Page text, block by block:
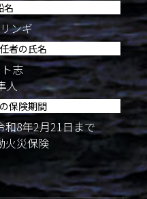
名
ンギ
者の氏名
志
人
保険期間
和8年2月21日まで
火災保険